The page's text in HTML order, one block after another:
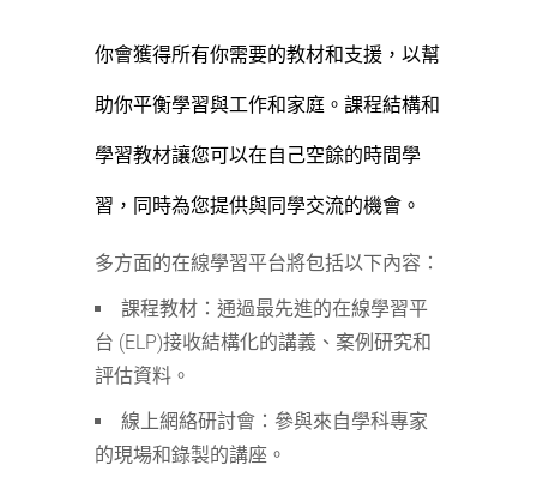
你會獲得所有你需要的教材和支援，以幫
助你平衡學習與工作和家庭。課程結構和
學習教材讓您可以在自己空餘的時間學
習，同時為您提供與同學交流的機會。
多方面的在線學習平台將包括以下內容：
課程教材：通過最先進的在線學習平
台 (ELP)接收結構化的講義、案例研究和
評估資料。
線上網絡研討會：參與來自學科專家
的現場和錄製的講座。